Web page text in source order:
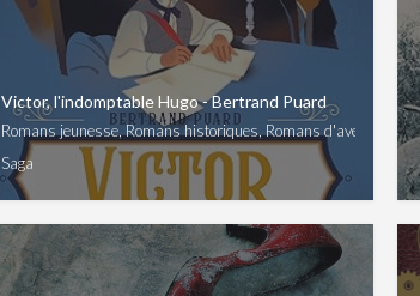
Victor, l'indomptable Hugo - Bertrand Puard
Romans jeunesse, Romans historiques, Romans d'aventure
Saga